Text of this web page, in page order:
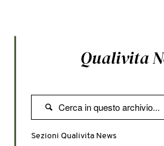
Qualivita

Sezioni Qualivita News